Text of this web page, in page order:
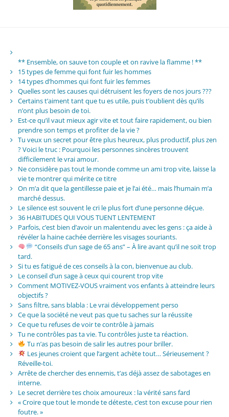
** Ensemble, on sauve ton couple et on ravive la flamme ! **
15 types de femme qui font fuir les hommes
14 types d’hommes qui font fuir les femmes
Quelles sont les causes qui détruisent les foyers de nos jours ???
Certains t’aiment tant que tu es utile, puis t’oublient dès qu’ils
n’ont plus besoin de toi.
Est-ce qu’il vaut mieux agir vite et tout faire rapidement, ou bien
prendre son temps et profiter de la vie ?
Tu veux un secret pour être plus heureux, plus productif, plus zen
? Voici le truc : Pourquoi les personnes sincères trouvent
difficilement le vrai amour.
Ne considère pas tout le monde comme un ami trop vite, laisse la
vie te montrer qui mérite ce titre
On m’a dit que la gentillesse paie et je l’ai été… mais l’humain m’a
marché dessus.
Le silence est souvent le cri le plus fort d’une personne déçue.
36 HABITUDES QUI VOUS TUENT LENTEMENT
Parfois, c’est bien d’avoir un malentendu avec les gens : ça aide à
révéler la haine cachée derrière les visages souriants.
“Conseils d’un sage de 65 ans” – À lire avant qu’il ne soit trop
tard.
Si tu es fatigué de ces conseils à la con, bienvenue au club.
Le conseil d’un sage à ceux qui courent trop vite
Comment MOTIVEZ-VOUS vraiment vos enfants à atteindre leurs
objectifs ?
Sans filtre, sans blabla : Le vrai développement perso
Ce que la société ne veut pas que tu saches sur la réussite
Ce que tu refuses de voir te contrôle à jamais
Tu ne contrôles pas ta vie. Tu contrôles juste ta réaction.
Tu n’as pas besoin de salir les autres pour briller.
Les jeunes croient que l’argent achète tout… Sérieusement ?
Réveille-toi.
Arrête de chercher des ennemis, t’as déjà assez de sabotages en
interne.
Le secret derrière tes choix amoureux : la vérité sans fard
« Croire que tout le monde te déteste, c’est ton excuse pour rien
foutre. »